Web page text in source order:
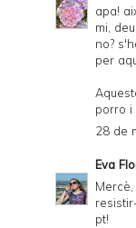
apa!
mi,
no?
per
porro i
28 de
Eva
pt!